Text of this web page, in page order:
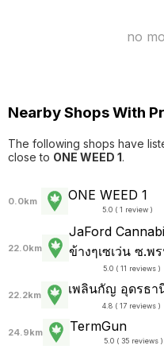
no
Nearby Shops With
The following shops have
close to ONE WEED 1.
0.0km ONE WEED 1
5.0 ( 1 review )
22.0km
JaFord
ข้างๆเซเว่น ซ.พ
5.0 ( 11 reviews )
22.2km เพลินกัญ อุดรธา
4.8 ( 17 reviews )
24.9km TermGun
5.0 ( 35 reviews )